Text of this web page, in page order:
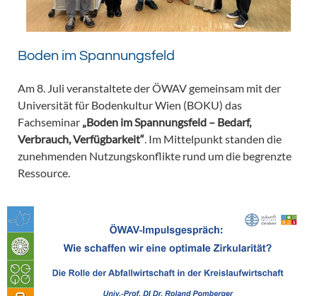
Boden im Spannungsfeld
Am 8. Juli veranstaltete der ÖWAV gemeinsam mit der
Universität für Bodenkultur Wien (BOKU) das
Fachseminar „Boden im Spannungsfeld – Bedarf,
Verbrauch, Verfügbarkeit“ . Im Mittelpunkt standen die
zunehmenden Nutzungskonflikte rund um die begrenzte
Ressource.